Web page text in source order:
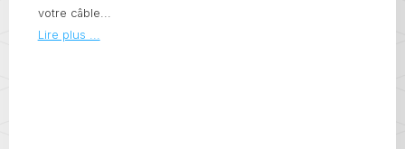
votre câble...
Lire plus ...